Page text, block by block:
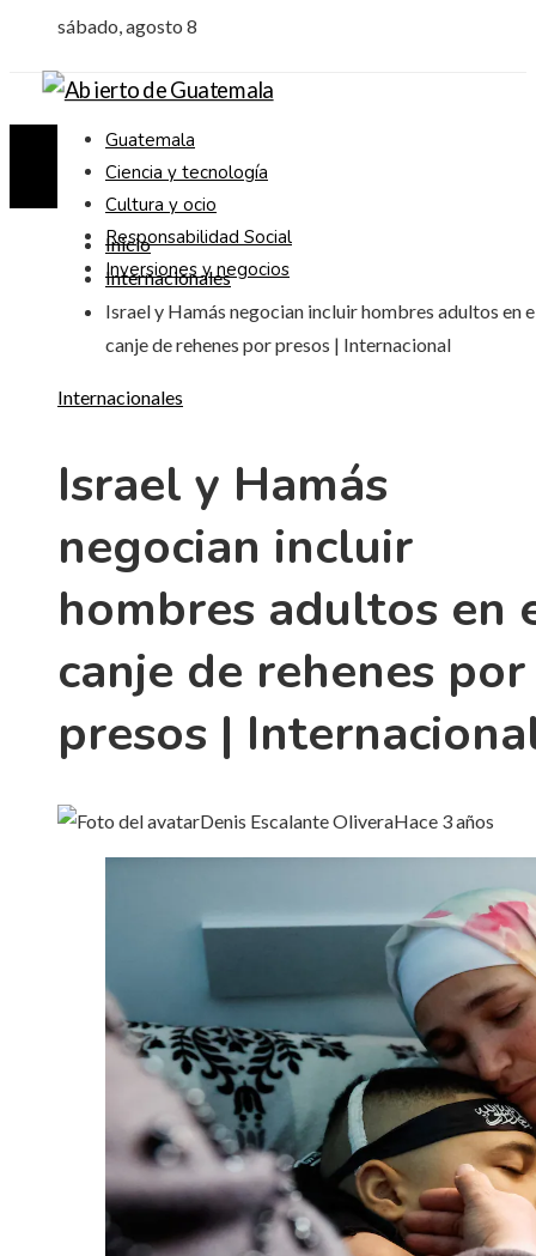
sábado, agosto 8
Guatemala
Ciencia y tecnología
Cultura y ocio
Responsabilidad Social
Inversiones y negocios
Inicio
Internacionales
Israel y Hamás negocian incluir hombres adultos en
canje de rehenes por presos | Internacional
Internacionales
Israel y Hamás
negocian incluir
hombres adultos en
canje de rehenes por
presos |
Denis Escalante OliveraHace 3 años